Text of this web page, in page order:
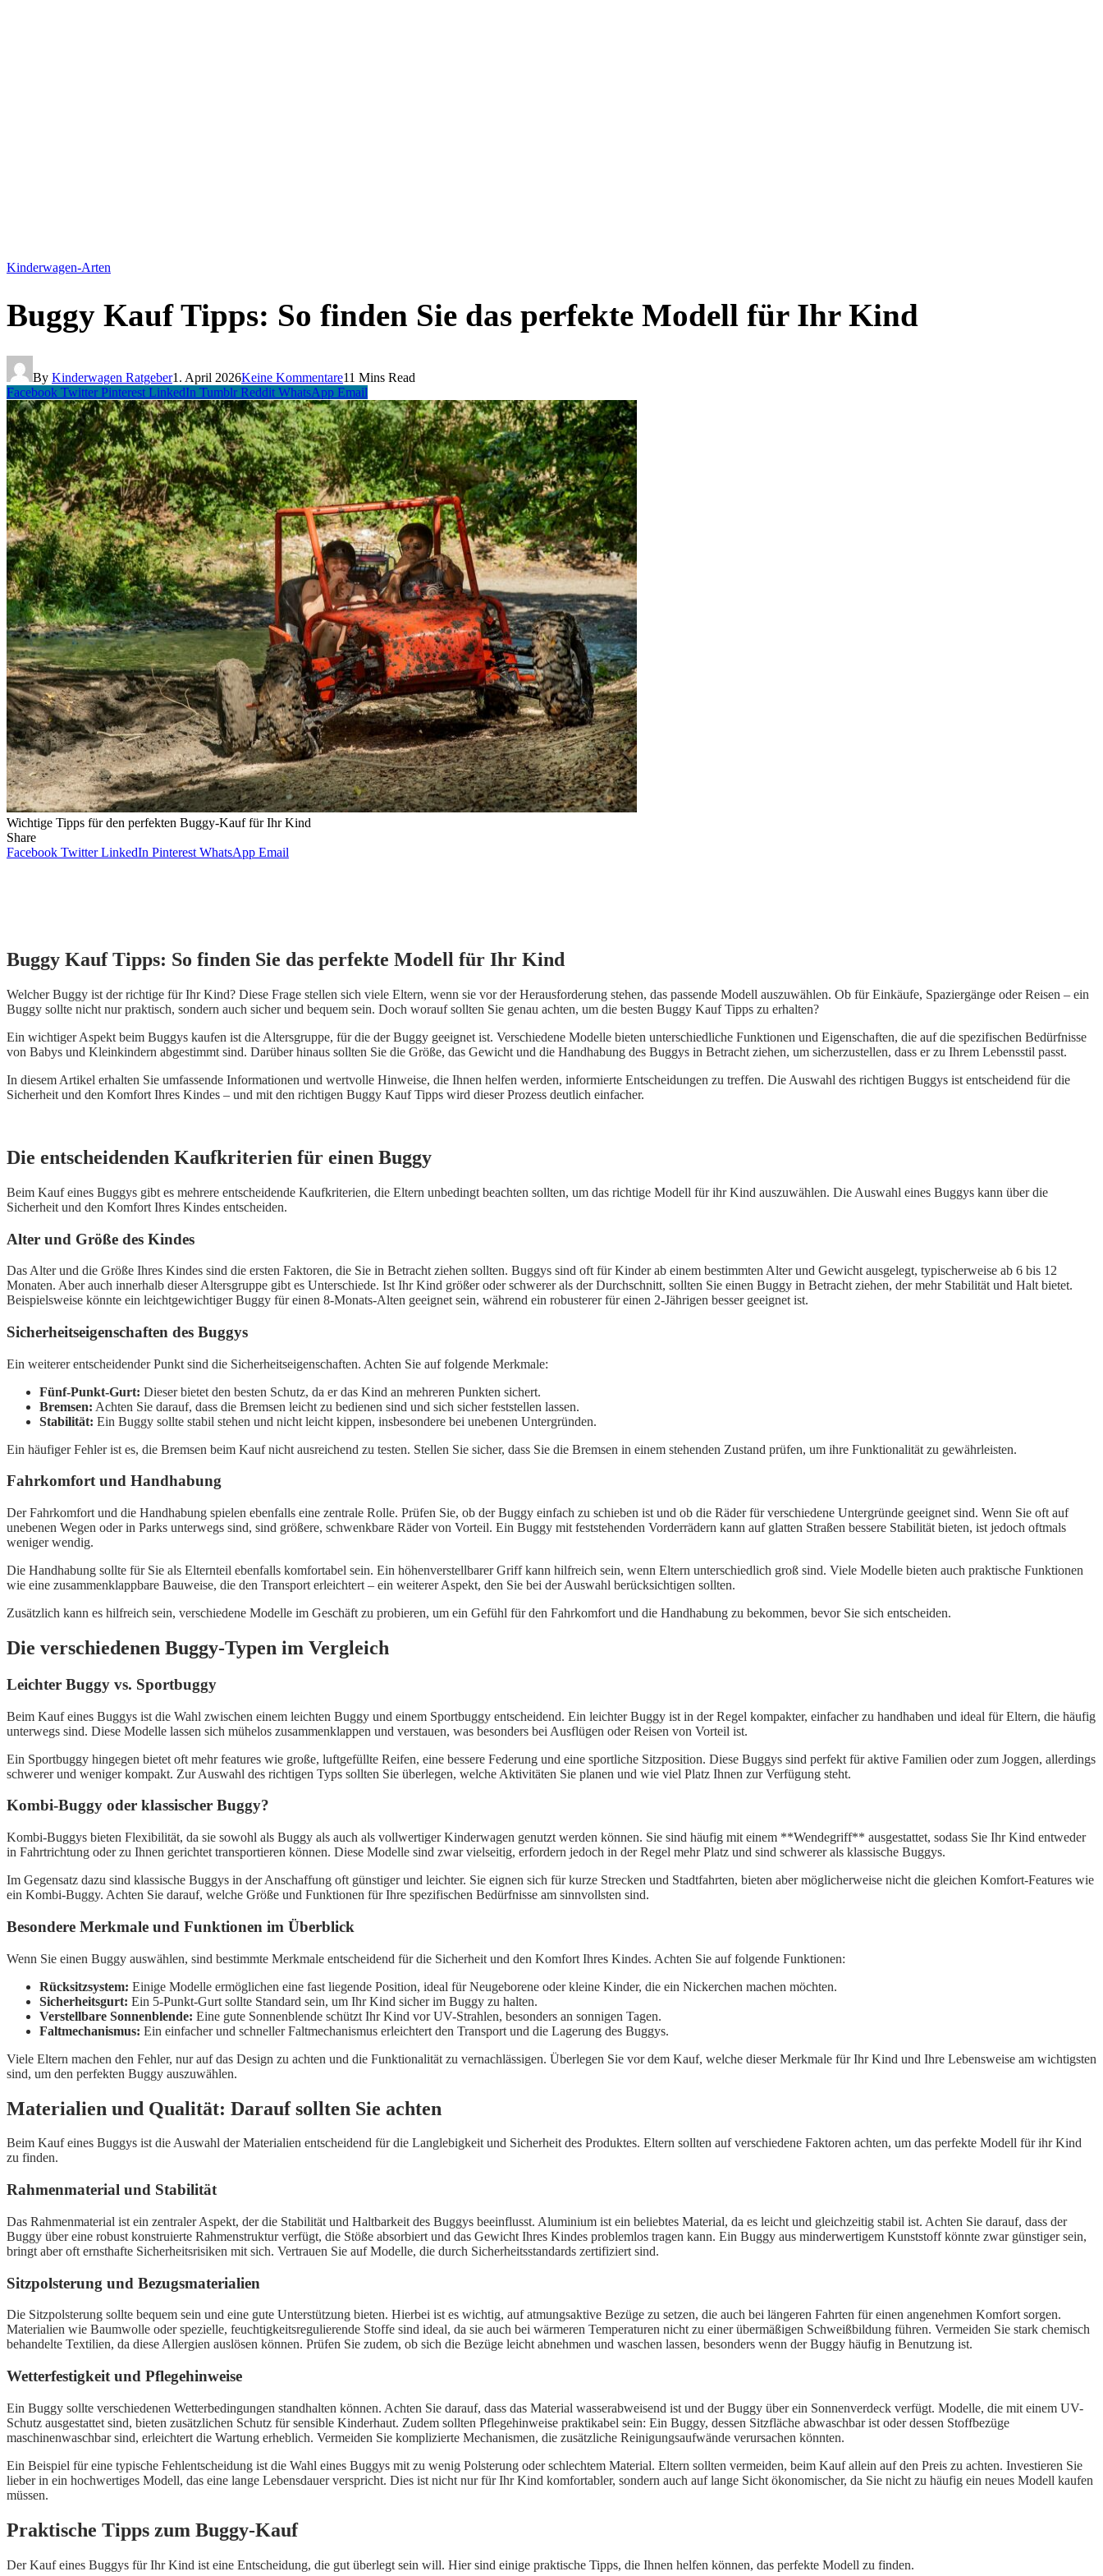
Kinderwagen-Arten
Buggy Kauf Tipps: So finden Sie das perfekte Modell für Ihr Kind
By Kinderwagen Ratgeber1. April 2026Keine Kommentare11 Mins Read
Facebook Twitter Pinterest LinkedIn Tumblr Reddit WhatsApp Email
Wichtige Tipps für den perfekten Buggy-Kauf für Ihr Kind
Share
Facebook Twitter LinkedIn Pinterest WhatsApp Email
Buggy Kauf Tipps: So finden Sie das perfekte Modell für Ihr Kind
Welcher Buggy ist der richtige für Ihr Kind? Diese Frage stellen sich viele Eltern, wenn sie vor der Herausforderung stehen, das passende Modell auszuwählen. Ob für Einkäufe, Spaziergänge oder Reisen – ein
Buggy sollte nicht nur praktisch, sondern auch sicher und bequem sein. Doch worauf sollten Sie genau achten, um die besten Buggy Kauf Tipps zu erhalten?
Ein wichtiger Aspekt beim Buggys kaufen ist die Altersgruppe, für die der Buggy geeignet ist. Verschiedene Modelle bieten unterschiedliche Funktionen und Eigenschaften, die auf die spezifischen Bedürfnisse
von Babys und Kleinkindern abgestimmt sind. Darüber hinaus sollten Sie die Größe, das Gewicht und die Handhabung des Buggys in Betracht ziehen, um sicherzustellen, dass er zu Ihrem Lebensstil passt.
In diesem Artikel erhalten Sie umfassende Informationen und wertvolle Hinweise, die Ihnen helfen werden, informierte Entscheidungen zu treffen. Die Auswahl des richtigen Buggys ist entscheidend für die
Sicherheit und den Komfort Ihres Kindes – und mit den richtigen Buggy Kauf Tipps wird dieser Prozess deutlich einfacher.
Die entscheidenden Kaufkriterien für einen Buggy
Beim Kauf eines Buggys gibt es mehrere entscheidende Kaufkriterien, die Eltern unbedingt beachten sollten, um das richtige Modell für ihr Kind auszuwählen. Die Auswahl eines Buggys kann über die
Sicherheit und den Komfort Ihres Kindes entscheiden.
Alter und Größe des Kindes
Das Alter und die Größe Ihres Kindes sind die ersten Faktoren, die Sie in Betracht ziehen sollten. Buggys sind oft für Kinder ab einem bestimmten Alter und Gewicht ausgelegt, typischerweise ab 6 bis 12
Monaten. Aber auch innerhalb dieser Altersgruppe gibt es Unterschiede. Ist Ihr Kind größer oder schwerer als der Durchschnitt, sollten Sie einen Buggy in Betracht ziehen, der mehr Stabilität und Halt bietet.
Beispielsweise könnte ein leichtgewichtiger Buggy für einen 8-Monats-Alten geeignet sein, während ein robusterer für einen 2-Jährigen besser geeignet ist.
Sicherheitseigenschaften des Buggys
Ein weiterer entscheidender Punkt sind die Sicherheitseigenschaften. Achten Sie auf folgende Merkmale:
Fünf-Punkt-Gurt: Dieser bietet den besten Schutz, da er das Kind an mehreren Punkten sichert.
Bremsen: Achten Sie darauf, dass die Bremsen leicht zu bedienen sind und sich sicher feststellen lassen.
Stabilität: Ein Buggy sollte stabil stehen und nicht leicht kippen, insbesondere bei unebenen Untergründen.
Ein häufiger Fehler ist es, die Bremsen beim Kauf nicht ausreichend zu testen. Stellen Sie sicher, dass Sie die Bremsen in einem stehenden Zustand prüfen, um ihre Funktionalität zu gewährleisten.
Fahrkomfort und Handhabung
Der Fahrkomfort und die Handhabung spielen ebenfalls eine zentrale Rolle. Prüfen Sie, ob der Buggy einfach zu schieben ist und ob die Räder für verschiedene Untergründe geeignet sind. Wenn Sie oft auf
unebenen Wegen oder in Parks unterwegs sind, sind größere, schwenkbare Räder von Vorteil. Ein Buggy mit feststehenden Vorderrädern kann auf glatten Straßen bessere Stabilität bieten, ist jedoch oftmals
weniger wendig.
Die Handhabung sollte für Sie als Elternteil ebenfalls komfortabel sein. Ein höhenverstellbarer Griff kann hilfreich sein, wenn Eltern unterschiedlich groß sind. Viele Modelle bieten auch praktische Funktionen
wie eine zusammenklappbare Bauweise, die den Transport erleichtert – ein weiterer Aspekt, den Sie bei der Auswahl berücksichtigen sollten.
Zusätzlich kann es hilfreich sein, verschiedene Modelle im Geschäft zu probieren, um ein Gefühl für den Fahrkomfort und die Handhabung zu bekommen, bevor Sie sich entscheiden.
Die verschiedenen Buggy-Typen im Vergleich
Leichter Buggy vs. Sportbuggy
Beim Kauf eines Buggys ist die Wahl zwischen einem leichten Buggy und einem Sportbuggy entscheidend. Ein leichter Buggy ist in der Regel kompakter, einfacher zu handhaben und ideal für Eltern, die häufig
unterwegs sind. Diese Modelle lassen sich mühelos zusammenklappen und verstauen, was besonders bei Ausflügen oder Reisen von Vorteil ist.
Ein Sportbuggy hingegen bietet oft mehr features wie große, luftgefüllte Reifen, eine bessere Federung und eine sportliche Sitzposition. Diese Buggys sind perfekt für aktive Familien oder zum Joggen, allerdings
schwerer und weniger kompakt. Zur Auswahl des richtigen Typs sollten Sie überlegen, welche Aktivitäten Sie planen und wie viel Platz Ihnen zur Verfügung steht.
Kombi-Buggy oder klassischer Buggy?
Kombi-Buggys bieten Flexibilität, da sie sowohl als Buggy als auch als vollwertiger Kinderwagen genutzt werden können. Sie sind häufig mit einem **Wendegriff** ausgestattet, sodass Sie Ihr Kind entweder
in Fahrtrichtung oder zu Ihnen gerichtet transportieren können. Diese Modelle sind zwar vielseitig, erfordern jedoch in der Regel mehr Platz und sind schwerer als klassische Buggys.
Im Gegensatz dazu sind klassische Buggys in der Anschaffung oft günstiger und leichter. Sie eignen sich für kurze Strecken und Stadtfahrten, bieten aber möglicherweise nicht die gleichen Komfort-Features wie
ein Kombi-Buggy. Achten Sie darauf, welche Größe und Funktionen für Ihre spezifischen Bedürfnisse am sinnvollsten sind.
Besondere Merkmale und Funktionen im Überblick
Wenn Sie einen Buggy auswählen, sind bestimmte Merkmale entscheidend für die Sicherheit und den Komfort Ihres Kindes. Achten Sie auf folgende Funktionen:
Rücksitzsystem: Einige Modelle ermöglichen eine fast liegende Position, ideal für Neugeborene oder kleine Kinder, die ein Nickerchen machen möchten.
Sicherheitsgurt: Ein 5-Punkt-Gurt sollte Standard sein, um Ihr Kind sicher im Buggy zu halten.
Verstellbare Sonnenblende: Eine gute Sonnenblende schützt Ihr Kind vor UV-Strahlen, besonders an sonnigen Tagen.
Faltmechanismus: Ein einfacher und schneller Faltmechanismus erleichtert den Transport und die Lagerung des Buggys.
Viele Eltern machen den Fehler, nur auf das Design zu achten und die Funktionalität zu vernachlässigen. Überlegen Sie vor dem Kauf, welche dieser Merkmale für Ihr Kind und Ihre Lebensweise am wichtigsten
sind, um den perfekten Buggy auszuwählen.
Materialien und Qualität: Darauf sollten Sie achten
Beim Kauf eines Buggys ist die Auswahl der Materialien entscheidend für die Langlebigkeit und Sicherheit des Produktes. Eltern sollten auf verschiedene Faktoren achten, um das perfekte Modell für ihr Kind
zu finden.
Rahmenmaterial und Stabilität
Das Rahmenmaterial ist ein zentraler Aspekt, der die Stabilität und Haltbarkeit des Buggys beeinflusst. Aluminium ist ein beliebtes Material, da es leicht und gleichzeitig stabil ist. Achten Sie darauf, dass der
Buggy über eine robust konstruierte Rahmenstruktur verfügt, die Stöße absorbiert und das Gewicht Ihres Kindes problemlos tragen kann. Ein Buggy aus minderwertigem Kunststoff könnte zwar günstiger sein,
bringt aber oft ernsthafte Sicherheitsrisiken mit sich. Vertrauen Sie auf Modelle, die durch Sicherheitsstandards zertifiziert sind.
Sitzpolsterung und Bezugsmaterialien
Die Sitzpolsterung sollte bequem sein und eine gute Unterstützung bieten. Hierbei ist es wichtig, auf atmungsaktive Bezüge zu setzen, die auch bei längeren Fahrten für einen angenehmen Komfort sorgen.
Materialien wie Baumwolle oder spezielle, feuchtigkeitsregulierende Stoffe sind ideal, da sie auch bei wärmeren Temperaturen nicht zu einer übermäßigen Schweißbildung führen. Vermeiden Sie stark chemisch
behandelte Textilien, da diese Allergien auslösen können. Prüfen Sie zudem, ob sich die Bezüge leicht abnehmen und waschen lassen, besonders wenn der Buggy häufig in Benutzung ist.
Wetterfestigkeit und Pflegehinweise
Ein Buggy sollte verschiedenen Wetterbedingungen standhalten können. Achten Sie darauf, dass das Material wasserabweisend ist und der Buggy über ein Sonnenverdeck verfügt. Modelle, die mit einem UV-
Schutz ausgestattet sind, bieten zusätzlichen Schutz für sensible Kinderhaut. Zudem sollten Pflegehinweise praktikabel sein: Ein Buggy, dessen Sitzfläche abwaschbar ist oder dessen Stoffbezüge
maschinenwaschbar sind, erleichtert die Wartung erheblich. Vermeiden Sie komplizierte Mechanismen, die zusätzliche Reinigungsaufwände verursachen könnten.
Ein Beispiel für eine typische Fehlentscheidung ist die Wahl eines Buggys mit zu wenig Polsterung oder schlechtem Material. Eltern sollten vermeiden, beim Kauf allein auf den Preis zu achten. Investieren Sie
lieber in ein hochwertiges Modell, das eine lange Lebensdauer verspricht. Dies ist nicht nur für Ihr Kind komfortabler, sondern auch auf lange Sicht ökonomischer, da Sie nicht zu häufig ein neues Modell kaufen
müssen.
Praktische Tipps zum Buggy-Kauf
Der Kauf eines Buggys für Ihr Kind ist eine Entscheidung, die gut überlegt sein will. Hier sind einige praktische Tipps, die Ihnen helfen können, das perfekte Modell zu finden.